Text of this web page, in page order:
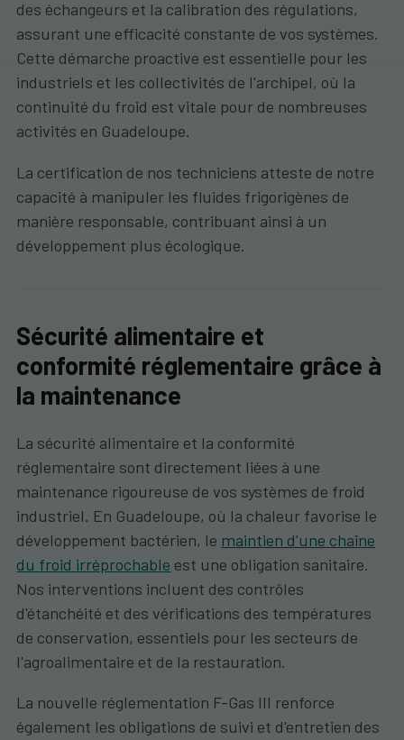
des échangeurs et la calibration des régulations,
assurant une efficacité constante de vos systèmes.
Cette démarche proactive est essentielle pour les
industriels et les collectivités de l'archipel, où la
continuité du froid est vitale pour de nombreuses
activités en Guadeloupe.
La certification de nos techniciens atteste de notre
capacité à manipuler les fluides frigorigènes de
manière responsable, contribuant ainsi à un
développement plus écologique.
Sécurité alimentaire et
conformité réglementaire grâce à
la maintenance
La sécurité alimentaire et la conformité
réglementaire sont directement liées à une
maintenance rigoureuse de vos systèmes de froid
industriel. En Guadeloupe, où la chaleur favorise le
développement bactérien, le maintien d'une chaîne
du froid irréprochable est une obligation sanitaire.
Nos interventions incluent des contrôles
d'étanchéité et des vérifications des températures
de conservation, essentiels pour les secteurs de
l'agroalimentaire et de la restauration.
La nouvelle réglementation F-Gas III renforce
également les obligations de suivi et d'entretien des